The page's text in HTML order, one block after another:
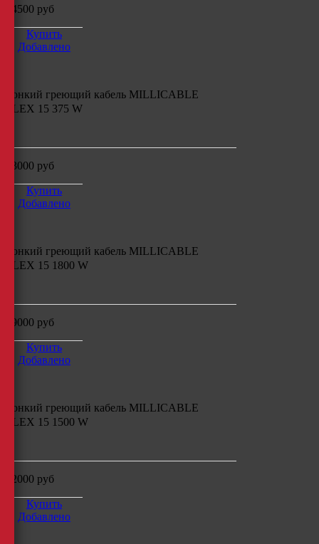
14500 руб
Купить
Добавлено
Тонкий греющий кабель MILLICABLE
FLEX 15 375 W
13000 руб
Купить
Добавлено
Тонкий греющий кабель MILLICABLE
FLEX 15 1800 W
39000 руб
Купить
Добавлено
Тонкий греющий кабель MILLICABLE
FLEX 15 1500 W
32000 руб
Купить
Добавлено